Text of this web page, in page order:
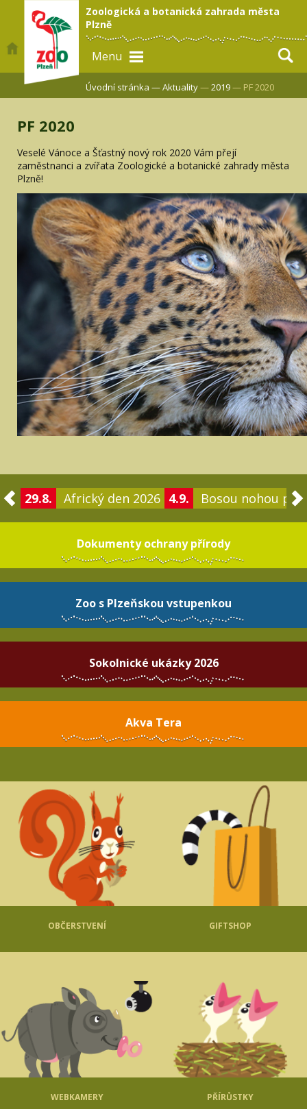
Zoologická a botanická zahrada města
Plzně
Menu
Úvodní stránka —Aktuality—2019— PF 2020
PF 2020
Veselé Vánoce a Šťastný nový rok 2020 Vám přejí
zaměstnanci a zvířata Zoologické a botanické zahrady města
Plzně!
29.8. Africký den 2026 4.9. Bosou nohou po
Dokumenty ochrany přírody
Zoo s Plzeňskou vstupenkou
Sokolnické ukázky 2026
Akva Tera
OBČERSTVENÍ GIFTSHOP
WEBKAMERY PŘÍRŮSTKY